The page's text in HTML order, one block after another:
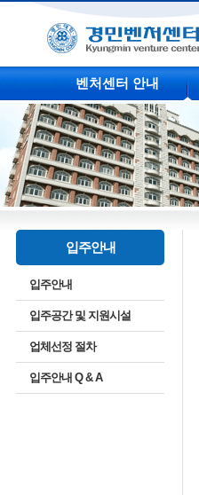
벤처센터 안내
입주안내
입주안내
입주공간 및 지원시설
업체선정 절차
입주안내 Q & A